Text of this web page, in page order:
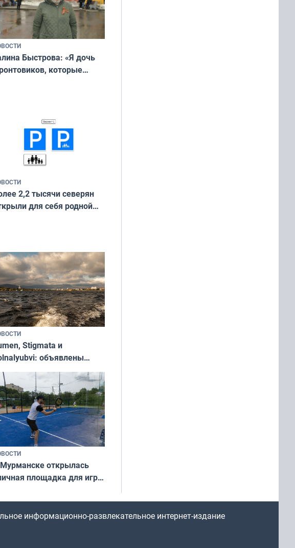
Быстрова: «Я дочь
которые
2,2 тысячи северян
для себя родной
Stigmata и
объявлены
фестиваля
в 2026 года
открылась
площадка для игры
информационно-развлекательное интернет-издание